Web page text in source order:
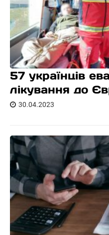
57 українців
лікування до
30.04.2023